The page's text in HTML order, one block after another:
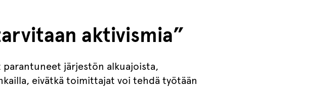
aktivismia”
parantuneet järjestön alkuajoista,
eivätkä toimittajat voi tehdä työtään